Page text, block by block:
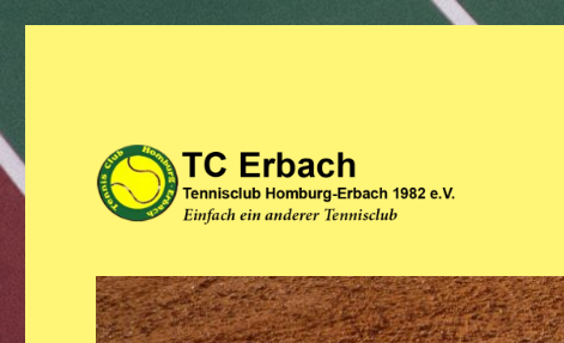
TC Erbach